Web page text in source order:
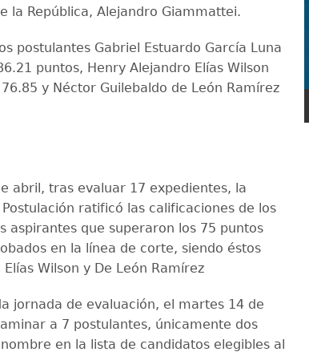
la República, Alejandro Giammattei.
postulantes Gabriel Estuardo García Luna
puntos, Henry Alejandro Elías Wilson
y Néctor Guilebaldo de León Ramírez
abril, tras evaluar 17 expedientes, la
ratificó las calificaciones de los
aspirantes que superaron los 75 puntos
en la línea de corte, siendo éstos
Elías Wilson y De León Ramírez
jornada de evaluación, el martes 14 de
a 7 postulantes, únicamente dos
en la lista de candidatos elegibles al